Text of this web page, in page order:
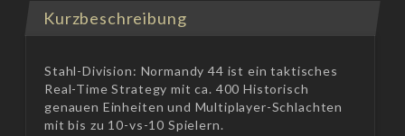
Kurzbeschreibung
Stahl-Division: Normandy 44 ist ein taktisches
Real-Time Strategy mit ca. 400 Historisch
genauen Einheiten und Multiplayer-Schlachten
mit bis zu 10-vs-10 Spielern.